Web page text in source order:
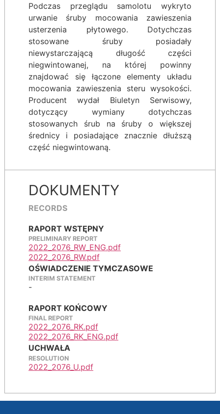
Podczas przeglądu samolotu wykryto
urwanie śruby mocowania zawieszenia
usterzenia płytowego. Dotychczas
stosowane śruby posiadały
niewystarczającą długość części
niegwintowanej, na której powinny
znajdować się łączone elementy układu
mocowania zawieszenia steru wysokości.
Producent wydał Biuletyn Serwisowy,
dotyczący wymiany dotychczas
stosowanych śrub na śruby o większej
średnicy i posiadające znacznie dłuższą
część niegwintowaną.
DOKUMENTY
RECORDS
RAPORT WSTĘPNY
PRELIMINARY REPORT
2022_2076_RW_ENG.pdf
2022_2076_RW.pdf
OŚWIADCZENIE TYMCZASOWE
INTERIM STATEMENT
-
RAPORT KOŃCOWY
FINAL REPORT
2022_2076_RK.pdf
2022_2076_RK_ENG.pdf
UCHWAŁA
RESOLUTION
2022_2076_U.pdf